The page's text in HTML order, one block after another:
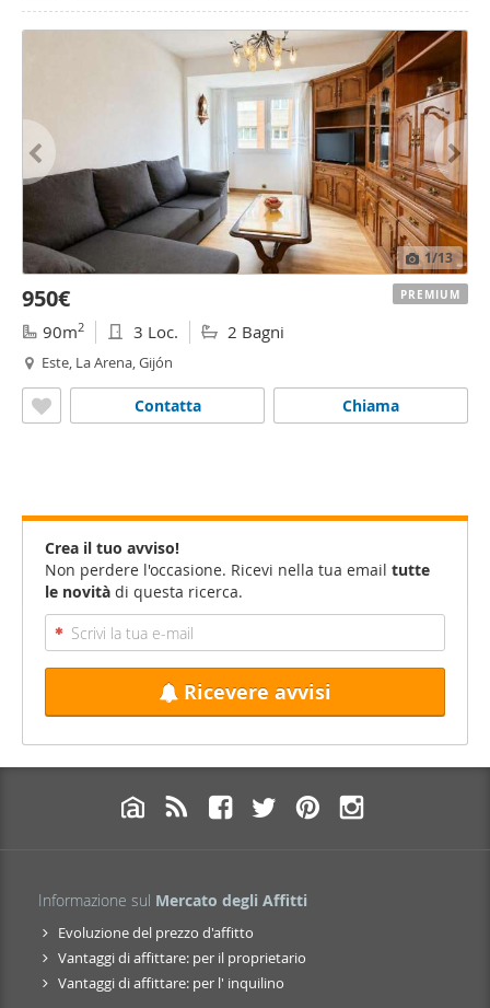
1/13
950€
90m2 3 Loc. 2 Bagni
Este, La Arena, Gijón
Chiama
Contatta
PREMIUM
Crea il tuo avviso!
Non perdere l'occasione. Ricevi nella tua email tutte
le novità di questa ricerca.
Ricevere avvisi
Informazione sul Mercato degli Affitti
Evoluzione del prezzo d'affitto
Vantaggi di affittare: per il proprietario
Vantaggi di affittare: per l' inquilino